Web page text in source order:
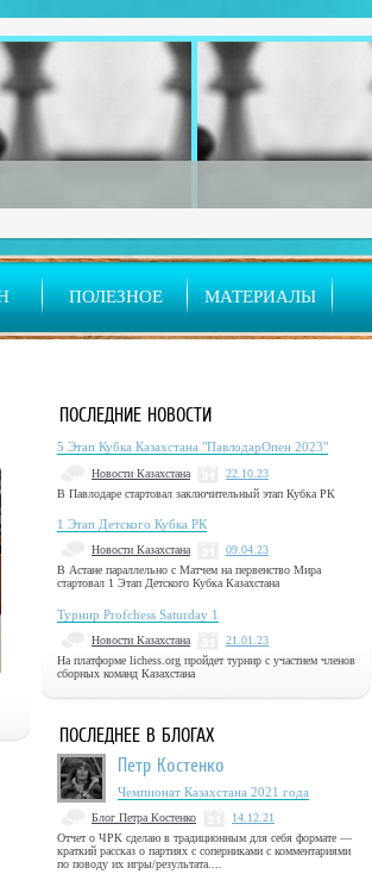
ПОЛЕЗНОЕ МАТЕРИАЛЫ
ПОСЛЕДНИЕ НОВОСТИ
5 Этап Кубка Казахстана "ПавлодарОпен 2023"
Новости Казахстана
22.10.23
В Павлодаре стартовал заключительный этап Кубка РК
1 Этап Детского Кубка РК
Новости Казахстана
09.04.23
В Астане параллельно с Матчем на первенство Мира
стартовал 1 Этап Детского Кубка Казахстана
Турнир Profchess Saturday 1
Новости Казахстана
21.01.23
На платформе lichess.org пройдет турнир с участием членов
сборных команд Казахстана
ПОСЛЕДНЕЕ В БЛОГАХ
Петр Костенко
Чемпионат Казахстана 2021 года
Блог Петра Костенко
14.12.21
Отчет о ЧРК сделаю в традиционным для себя формате —
краткий рассказ о партиях с соперниками с комментариями
по поводу их игры/результата....